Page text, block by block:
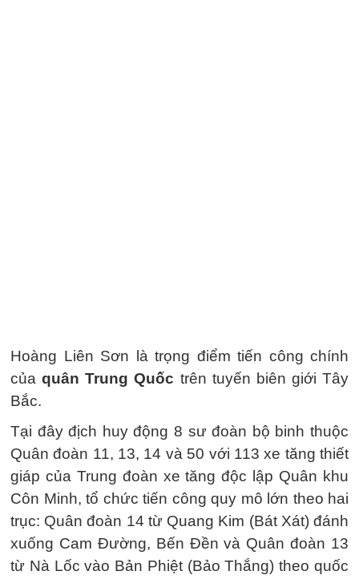
Hoàng Liên Sơn là trọng điểm tiến công chính
củaquân Trung Quốc trên tuyến biên giới Tây
Bắc.
Tại đây địch huy động 8 sư đoàn bộ binh thuộc
Quân đoàn 11, 13, 14 và 50 với 113 xe tăng thiết
giáp của Trung đoàn xe tăng độc lập Quân khu
Côn Minh, tổ chức tiến công quy mô lớn theo hai
trục: Quân đoàn 14 từ Quang Kim (Bát Xát) đánh
xuống Cam Đường, Bến Đền và Quân đoàn 13
từ Nà Lốc vào Bản Phiệt (Bảo Thắng) theo quốc